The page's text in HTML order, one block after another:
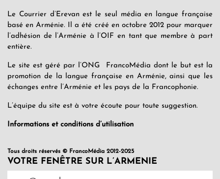
Le Courrier d’Erevan est le seul média en langue française
basé en Arménie. Il a été créé en octobre 2012 pour marquer
l’adhésion de l’Arménie à l’OIF en tant que membre à part
entière.
Le site est géré par l’ONG FrancoMédia dont le but est la
promotion de la langue française en Arménie, ainsi que les
échanges entre l’Arménie et les pays de la Francophonie.
L’équipe du site est à votre écoute pour toute suggestion.
Informations et conditions d’utilisation
Tous droits réservés © FrancoMédia 2012-2025
VOTRE FENÊTRE SUR L’ARMENIE